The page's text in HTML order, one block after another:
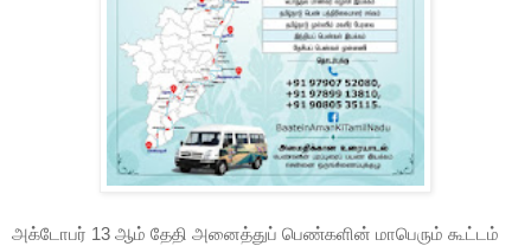
அக்டோபர் 13 ஆம் தேதி அனைத்துப் பெண்களின் மாபெரும் கூட்டம்